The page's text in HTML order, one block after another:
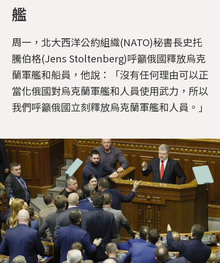
艦
周一，北大西洋公約組織(NATO)秘書長史托
騰伯格(Jens Stoltenberg)呼籲俄國釋放烏克
蘭軍艦和船員，他說：「沒有任何理由可以正
當化俄國對烏克蘭軍艦和人員使用武力，所以
我們呼籲俄國立刻釋放烏克蘭軍艦和人員。」